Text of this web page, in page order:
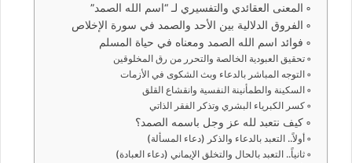
المعنى العقائدي والتفسيري لـ “اسم الله الصمد”
الفروق الدلالية بين الأحد والصمد في سورة الإخلاص
فوائد اسم الله الصمد ومعناه في حياة المسلم
تحقيق العبودية الخالصة والتحرر من رق المخلوقين
التوجه المباشر بالدعاء وبث الشكوى في الأزمات
السكينة والطمأنينة النفسية وانقشاع القلق
كسر الكبرياء البشري وتذكر الفقر الذاتي
كيف نتعبد لله عز وجل باسمه الصمد؟
أولاً.. التعبد بالدعاء والذكر (دعاء المسألة)
ثانياً.. التعبد بالحال والتخلق الإيماني (دعاء العبادة)